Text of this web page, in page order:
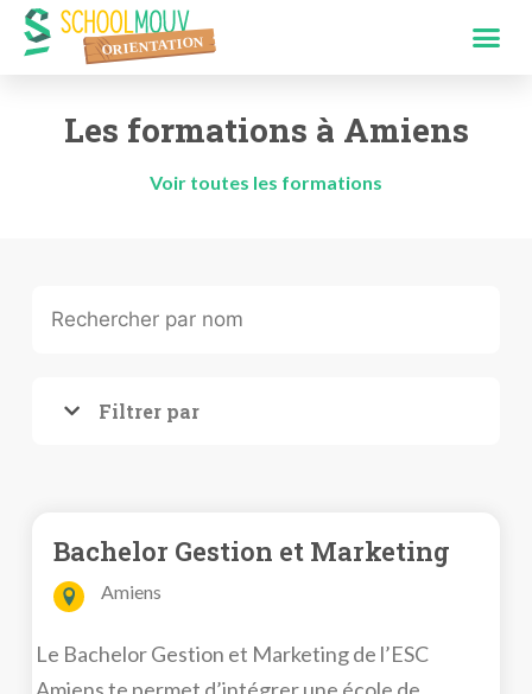
Les formations à Amiens
Voir toutes les formations
Filtrer par
Bachelor Gestion et Marketing
Amiens
Le Bachelor Gestion et Marketing de l’ESC